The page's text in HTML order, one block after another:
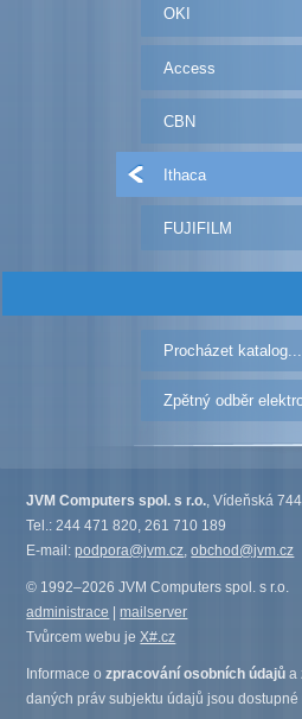
OKI
Access
CBN
Ithaca
FUJIFILM
Procházet katalog...
Zpětný odběr
JVM Computers spol. s r.o. , Vídeňská
Tel.: 244 471 820, 261 710 189
E-mail:podpora@jvm.cz ,obchod@jvm.cz
© 1992–2026 JVM Computers spol. s r.o.
administrace |mailserver
Tvůrcem webu jeX#.cz
Informace ozpracování osobních údajů a
daných práv subjektu údajů jsou